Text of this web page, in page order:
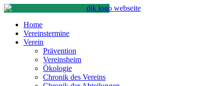
Home
Vereinstermine
Verein
Prävention
Vereinsheim
Ökologie
Chronik des Vereins